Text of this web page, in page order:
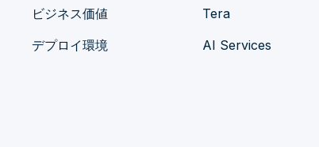
ビジネス価値
デプロイ環境
Tera
AI Services